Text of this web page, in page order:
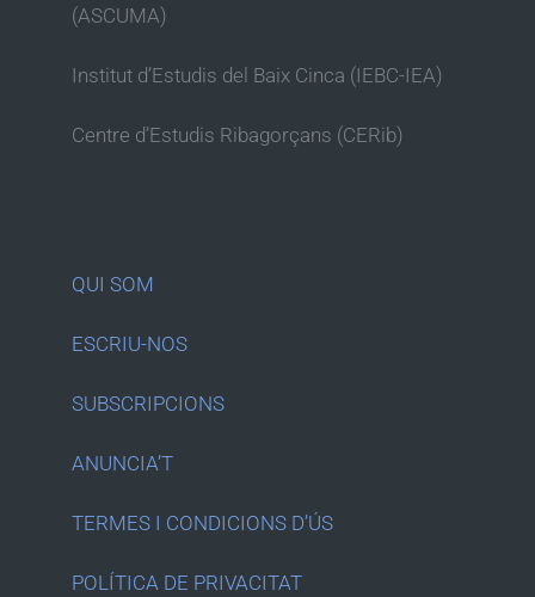
(ASCUMA)
Institut d’Estudis del Baix Cinca (IEBC-IEA)
Centre d’Estudis Ribagorçans (CERib)
QUI SOM
ESCRIU-NOS
SUBSCRIPCIONS
ANUNCIA’T
TERMES I CONDICIONS D’ÚS
POLÍTICA DE PRIVACITAT